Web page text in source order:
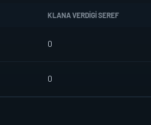
KLANA VERDIGI SEREF
0
0